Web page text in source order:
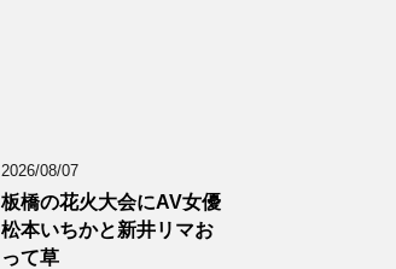
2026/08/07
板橋の花火大会にAV女優
松本いちかと新井リマお
って草